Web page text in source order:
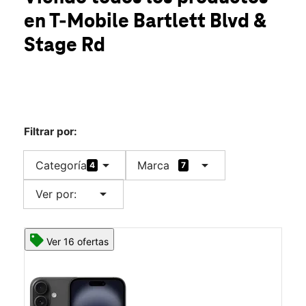
Jue.:10:00 a.m. a 8:00 p.m.
Vie.: 10:00 a.m. a 8:00 p.m.
2840 Bartlett Blvd Bartlett, TN 38134
en T-Mobile Bartlett Blvd &
Stage Rd
Filtrar por:
Categoría 4 arrow_drop_down Marca 7 arrow_drop_down
Ver por: arrow_drop_down
Ver 16 ofertas